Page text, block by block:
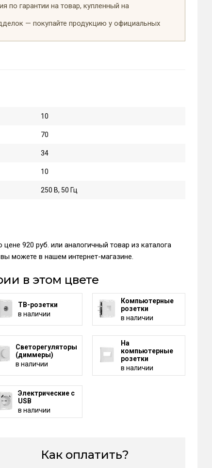
по гарантии на товар, купленный на
— покупайте продукцию у официальных
10
70
34
10
250 В, 50 Гц
920 руб. или аналогичный товар из каталога
вы можете в нашем интернет-магазине.
в этом цвете
ТВ-розетки
в наличии
Компьютерные
розетки
в наличии
Светорегуляторы
(диммеры)
в наличии
На
компьютерные
розетки
в наличии
Электрические с
USB
в наличии
Как оплатить?